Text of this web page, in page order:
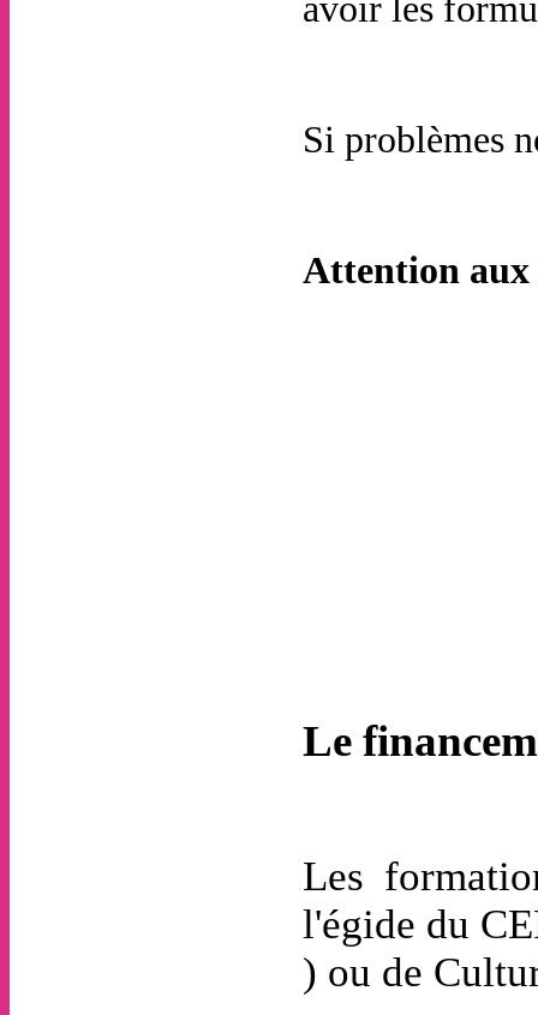
avoir les
Si problèmes
Attention aux
Le
Les
l'égide du
) ou de